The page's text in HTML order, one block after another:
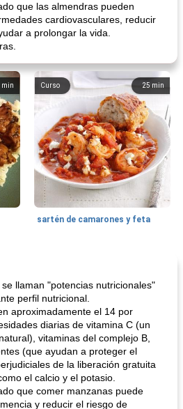
que las almendras pueden
cardiovasculares, reducir
a prolongar la vida.
min 25 min
Curso
sartén de camarones y feta
sopa de lentejas negras del chef john
llaman "potencias nutricionales"
perfil nutricional.
aproximadamente el 14 por
diarias de vitamina C (un
vitaminas del complejo B,
(que ayudan a proteger el
de la liberación gratuita
el calcio y el potasio.
que comer manzanas puede
y reducir el riesgo de